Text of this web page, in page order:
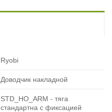
Ryobi
Доводчик накладной
STD_HO_ARM - тяга
стандартна с фиксацией